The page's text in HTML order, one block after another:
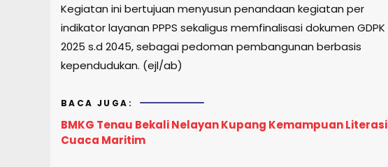
Kegiatan ini bertujuan menyusun penandaan kegiatan per
indikator layanan PPPS sekaligus memfinalisasi dokumen GDPK
2025 s.d 2045, sebagai pedoman pembangunan berbasis
kependudukan. (ejl/ab)
BACA JUGA:
BMKG Tenau Bekali Nelayan Kupang Kemampuan Literasi
Cuaca Maritim